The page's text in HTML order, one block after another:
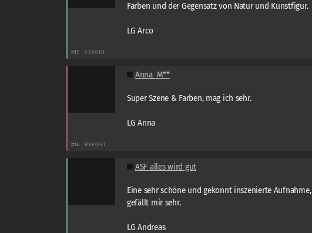
Farben und der Gegensatz von Natur und Kunstfigur.
LG Arco
#17 REPORT
Anna_M**
Super Szene & Farben, mag ich sehr.
LG Anna
#16 REPORT
ASF alles wird gut
Eine sehr schöne und gekonnt inszenierte Aufnahme,
gefällt mir sehr.
LG Andreas